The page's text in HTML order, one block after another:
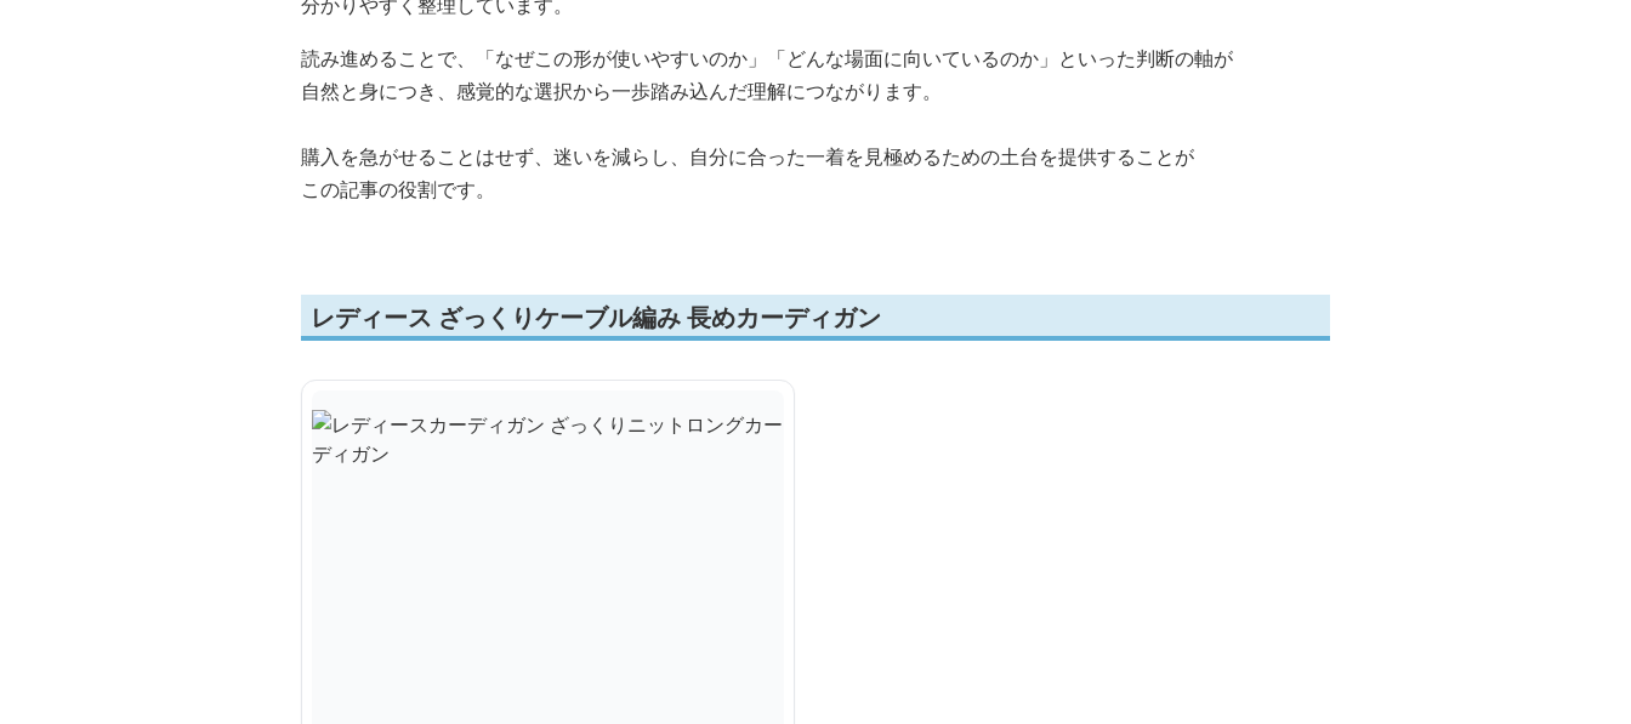
読み進めることで、「なぜこの形が使いやすいのか」「どんな場面に向いているのか」といった判断の軸が
自然と身につき、感覚的な選択から一歩踏み込んだ理解につながります。
購入を急がせることはせず、迷いを減らし、自分に合った一着を見極めるための土台を提供することが
この記事の役割です。
レディース ざっくりケーブル編み 長めカーディガン